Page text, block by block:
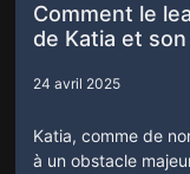
Comment le
de Katia et
24 avril 2025
Katia, comme de
à un obstacle